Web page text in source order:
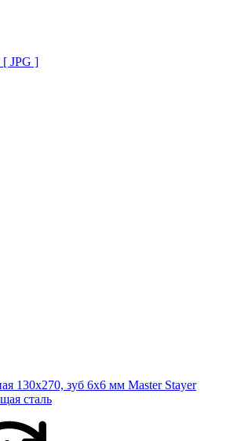
[ JPG ]
130х270, зуб 6х6 мм Master Stayer
сталь